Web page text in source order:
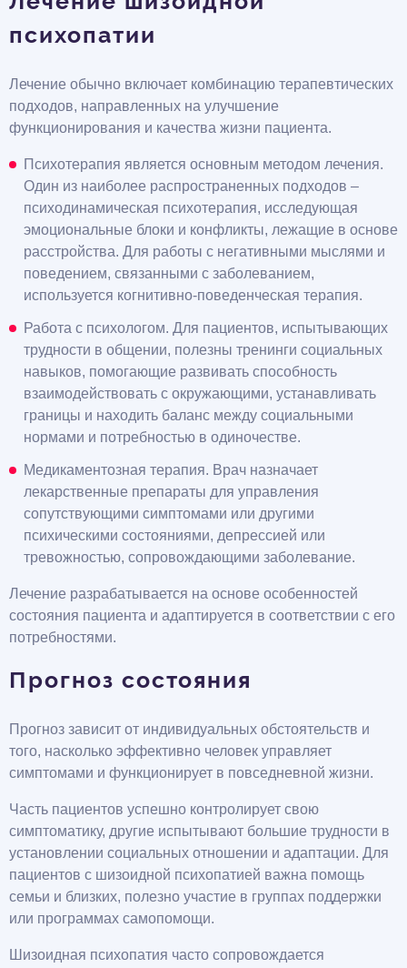
психопатии
Лечение обычно включает комбинацию терапевтических
подходов, направленных на улучшение
функционирования и качества жизни пациента.
Психотерапия является основным методом лечения.
Один из наиболее распространенных подходов –
психодинамическая психотерапия, исследующая
эмоциональные блоки и конфликты, лежащие в основе
расстройства. Для работы с негативными мыслями и
поведением, связанными с заболеванием,
используется когнитивно-поведенческая терапия.
Работа с психологом. Для пациентов, испытывающих
трудности в общении, полезны тренинги социальных
навыков, помогающие развивать способность
взаимодействовать с окружающими, устанавливать
границы и находить баланс между социальными
нормами и потребностью в одиночестве.
Медикаментозная терапия. Врач назначает
лекарственные препараты для управления
сопутствующими симптомами или другими
психическими состояниями, депрессией или
тревожностью, сопровождающими заболевание.
Лечение разрабатывается на основе особенностей
состояния пациента и адаптируется в соответствии с его
потребностями.
Прогноз состояния
Прогноз зависит от индивидуальных обстоятельств и
того, насколько эффективно человек управляет
симптомами и функционирует в повседневной жизни.
Часть пациентов успешно контролирует свою
симптоматику, другие испытывают большие трудности в
установлении социальных отношении и адаптации. Для
пациентов с шизоидной психопатией важна помощь
семьи и близких, полезно участие в группах поддержки
или программах самопомощи.
Шизоидная психопатия часто сопровождается